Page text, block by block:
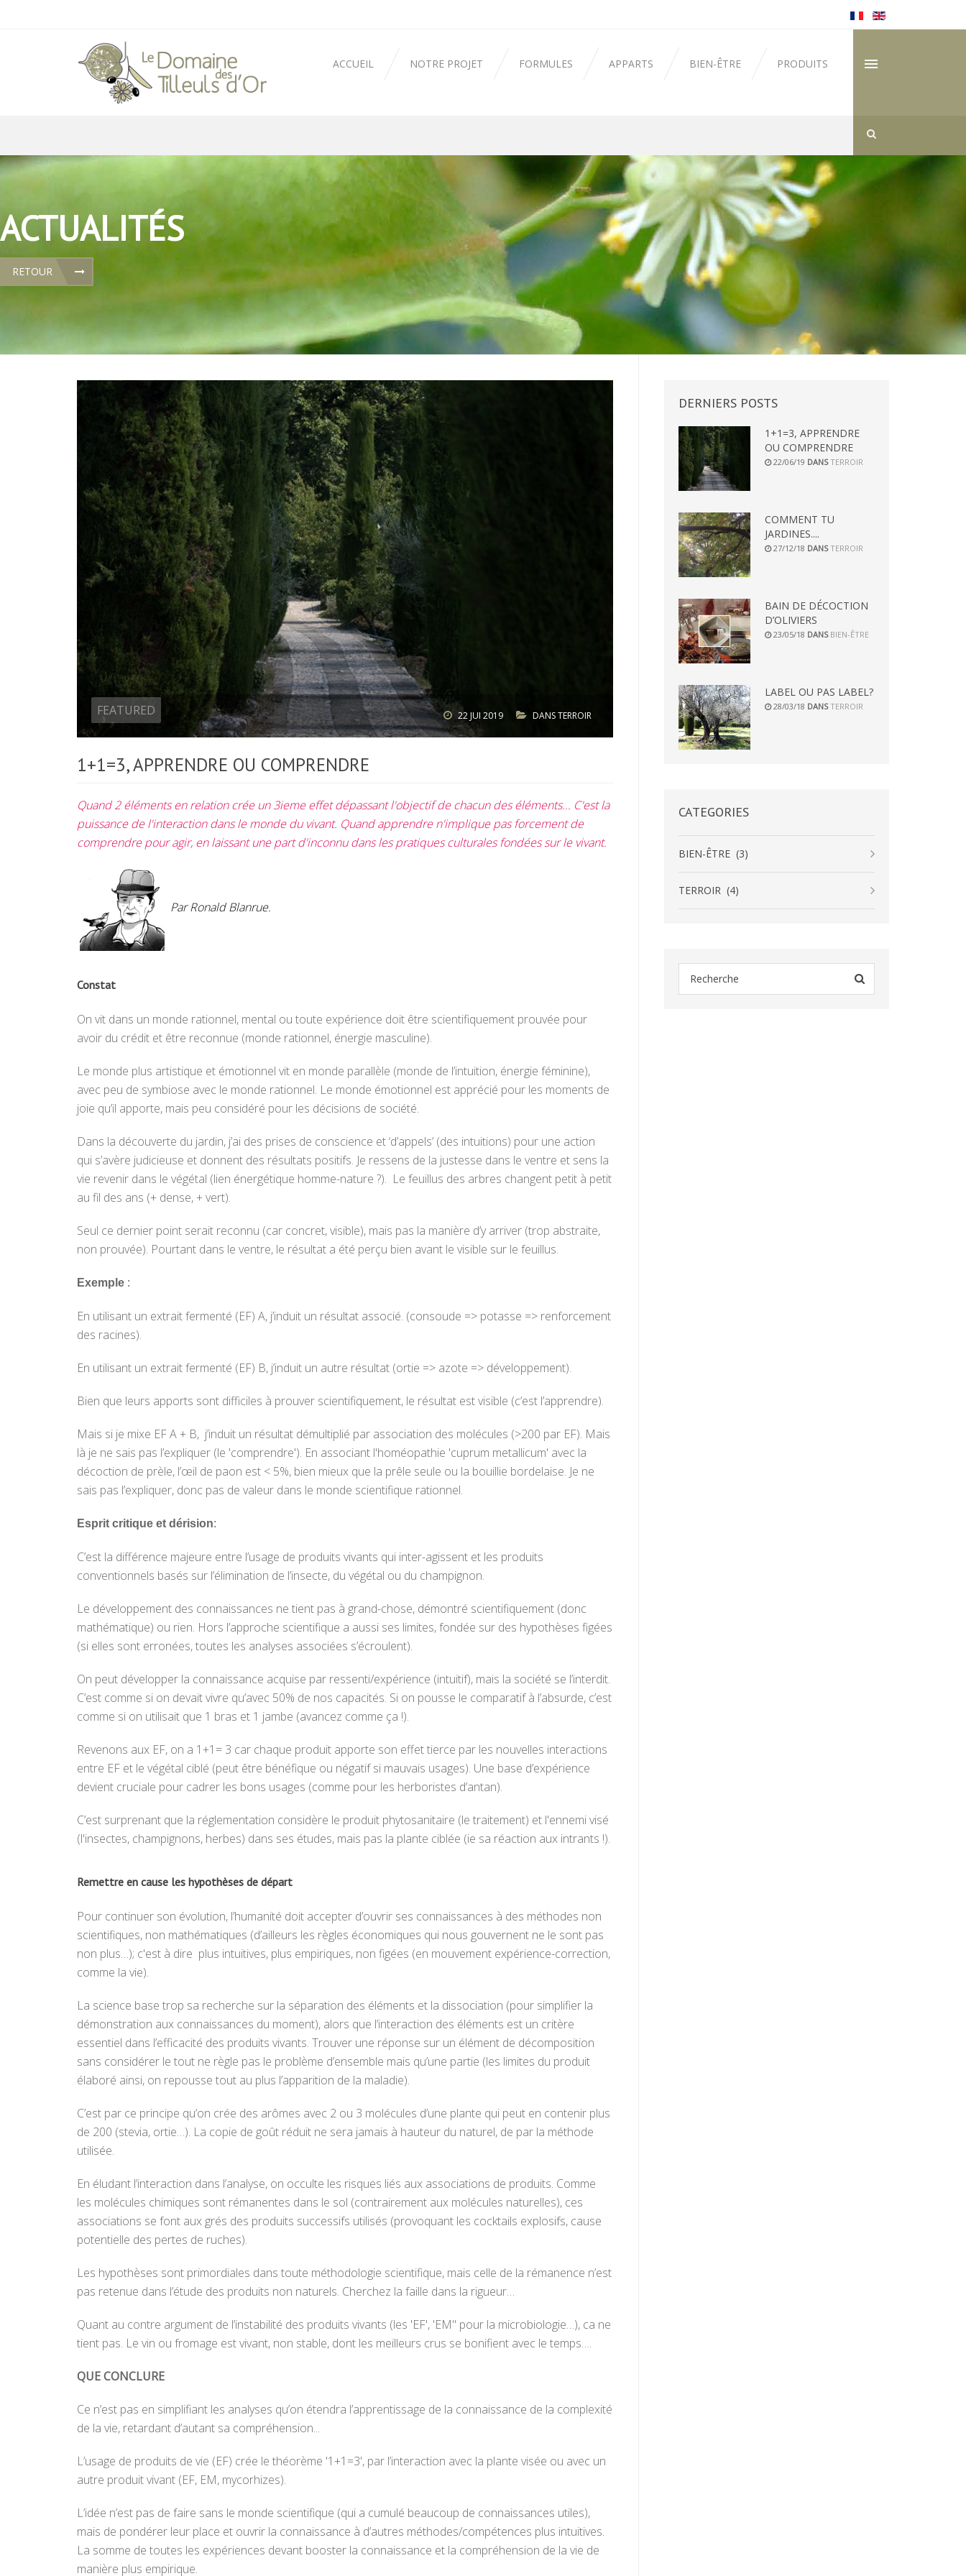
ACCUEIL NOTRE PROJET FORMULES APPARTS BIEN-ÊTRE PRODUITS
ACTUALITÉS
RETOUR
FEATURED 22 JUI 2019 DANS TERROIR
1+1=3, APPRENDRE OU COMPRENDRE
Quand 2 éléments en relation crée un 3ieme effet dépassant l'objectif de chacun des éléments... C'est la
puissance de l'interaction dans le monde du vivant. Quand apprendre n'implique pas forcement de
comprendre pour agir, en laissant une part d'inconnu dans les pratiques culturales fondées sur le vivant.
Par Ronald Blanrue.
Constat
On vit dans un monde rationnel, mental ou toute expérience doit être scientifiquement prouvée pour
avoir du crédit et être reconnue (monde rationnel, énergie masculine).
Le monde plus artistique et émotionnel vit en monde parallèle (monde de l’intuition, énergie féminine),
avec peu de symbiose avec le monde rationnel. Le monde émotionnel est apprécié pour les moments de
joie qu’il apporte, mais peu considéré pour les décisions de société.
Dans la découverte du jardin, j’ai des prises de conscience et ‘d’appels’ (des intuitions) pour une action
qui s’avère judicieuse et donnent des résultats positifs. Je ressens de la justesse dans le ventre et sens la
vie revenir dans le végétal (lien énergétique homme-nature ?). Le feuillus des arbres changent petit à petit
au fil des ans (+ dense, + vert).
Seul ce dernier point serait reconnu (car concret, visible), mais pas la manière d’y arriver (trop abstraite,
non prouvée). Pourtant dans le ventre, le résultat a été perçu bien avant le visible sur le feuillus.
Exemple :
En utilisant un extrait fermenté (EF) A, j’induit un résultat associé. (consoude => potasse => renforcement
des racines).
En utilisant un extrait fermenté (EF) B, j’induit un autre résultat (ortie => azote => développement).
Bien que leurs apports sont difficiles à prouver scientifiquement, le résultat est visible (c’est l’apprendre).
Mais si je mixe EF A + B, j’induit un résultat démultiplié par association des molécules (>200 par EF). Mais
là je ne sais pas l’expliquer (le 'comprendre'). En associant l'homéopathie 'cuprum metallicum' avec la
décoction de prèle, l’œil de paon est < 5%, bien mieux que la prêle seule ou la bouillie bordelaise. Je ne
sais pas l’expliquer, donc pas de valeur dans le monde scientifique rationnel.
Esprit critique et dérision:
C’est la différence majeure entre l’usage de produits vivants qui inter-agissent et les produits
conventionnels basés sur l’élimination de l’insecte, du végétal ou du champignon.
Le développement des connaissances ne tient pas à grand-chose, démontré scientifiquement (donc
mathématique) ou rien. Hors l’approche scientifique a aussi ses limites, fondée sur des hypothèses figées
(si elles sont erronées, toutes les analyses associées s’écroulent).
On peut développer la connaissance acquise par ressenti/expérience (intuitif), mais la société se l’interdit.
C’est comme si on devait vivre qu’avec 50% de nos capacités. Si on pousse le comparatif à l’absurde, c’est
comme si on utilisait que 1 bras et 1 jambe (avancez comme ça !).
Revenons aux EF, on a 1+1= 3 car chaque produit apporte son effet tierce par les nouvelles interactions
entre EF et le végétal ciblé (peut être bénéfique ou négatif si mauvais usages). Une base d’expérience
devient cruciale pour cadrer les bons usages (comme pour les herboristes d’antan).
C’est surprenant que la réglementation considère le produit phytosanitaire (le traitement) et l'ennemi visé
(l'insectes, champignons, herbes) dans ses études, mais pas la plante ciblée (ie sa réaction aux intrants !).
Remettre en cause les hypothèses de départ
Pour continuer son évolution, l’humanité doit accepter d’ouvrir ses connaissances à des méthodes non
scientifiques, non mathématiques (d’ailleurs les règles économiques qui nous gouvernent ne le sont pas
non plus…); c'est à dire plus intuitives, plus empiriques, non figées (en mouvement expérience-correction,
comme la vie).
La science base trop sa recherche sur la séparation des éléments et la dissociation (pour simplifier la
démonstration aux connaissances du moment), alors que l’interaction des éléments est un critère
essentiel dans l’efficacité des produits vivants. Trouver une réponse sur un élément de décomposition
sans considérer le tout ne règle pas le problème d’ensemble mais qu’une partie (les limites du produit
élaboré ainsi, on repousse tout au plus l’apparition de la maladie).
C’est par ce principe qu’on crée des arômes avec 2 ou 3 molécules d’une plante qui peut en contenir plus
de 200 (stevia, ortie…). La copie de goût réduit ne sera jamais à hauteur du naturel, de par la méthode
utilisée.
En éludant l’interaction dans l’analyse, on occulte les risques liés aux associations de produits. Comme
les molécules chimiques sont rémanentes dans le sol (contrairement aux molécules naturelles), ces
associations se font aux grés des produits successifs utilisés (provoquant les cocktails explosifs, cause
potentielle des pertes de ruches).
Les hypothèses sont primordiales dans toute méthodologie scientifique, mais celle de la rémanence n’est
pas retenue dans l’étude des produits non naturels. Cherchez la faille dans la rigueur…
Quant au contre argument de l’instabilité des produits vivants (les 'EF', 'EM" pour la microbiologie…), ca ne
tient pas. Le vin ou fromage est vivant, non stable, dont les meilleurs crus se bonifient avec le temps….
QUE CONCLURE
Ce n’est pas en simplifiant les analyses qu’on étendra l’apprentissage de la connaissance de la complexité
de la vie, retardant d’autant sa compréhension...
L’usage de produits de vie (EF) crée le théorème '1+1=3', par l’interaction avec la plante visée ou avec un
autre produit vivant (EF, EM, mycorhizes).
L’idée n’est pas de faire sans le monde scientifique (qui a cumulé beaucoup de connaissances utiles),
mais de pondérer leur place et ouvrir la connaissance à d’autres méthodes/compétences plus intuitives.
La somme de toutes les expériences devant booster la connaissance et la compréhension de la vie de
manière plus empirique.
DERNIERSPOSTS
1+1=3, APPRENDRE
OU COMPRENDRE
22/06/19 DANSTERROIR
COMMENT TU
JARDINES....
27/12/18 DANSTERROIR
BAIN DE DÉCOCTION
D’OLIVIERS
23/05/18 DANS BIEN-ÊTRE
LABEL OU PAS LABEL?
28/03/18 DANSTERROIR
CATEGORIES
BIEN-ÊTRE (3)
TERROIR (4)